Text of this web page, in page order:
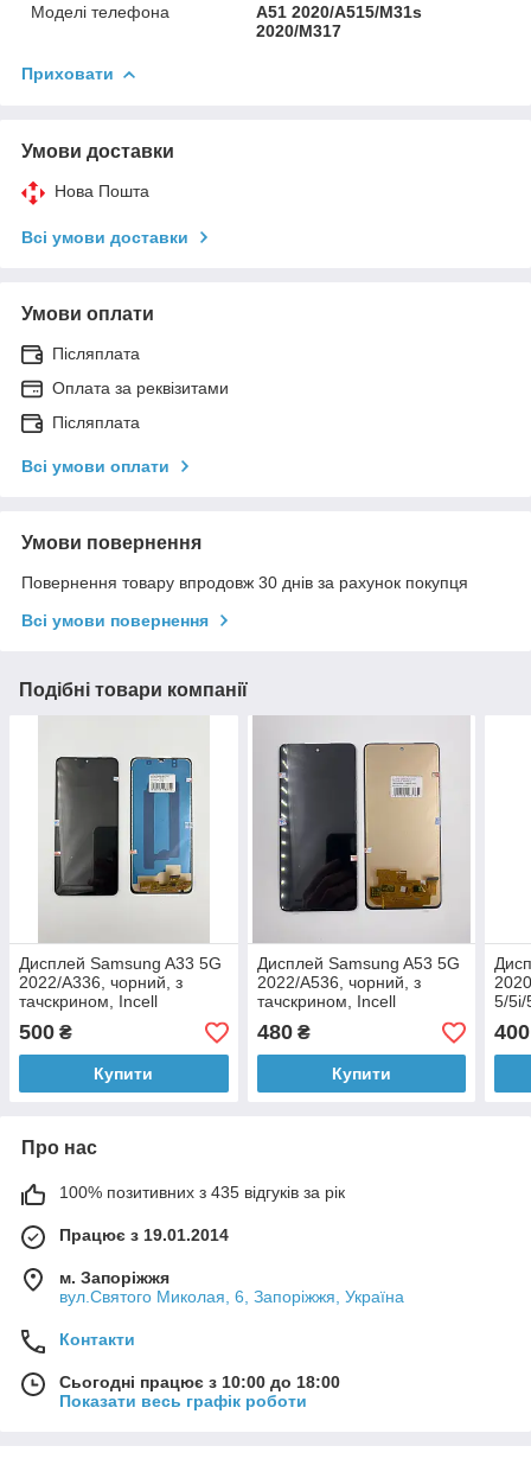
Моделі телефона
A51 2020/A515/M31s
2020/M317
Приховати
Умови доставки
Нова Пошта
Всі умови доставки
Умови оплати
Післяплата
Оплата за реквізитами
Післяплата
Всі умови оплати
Умови повернення
Повернення товару впродовж 30 днів за рахунок покупця
Всі умови повернення
Подібні товари компанії
Дисплей Samsung A33 5G
2022/A336, чорний, з
тачскрином, Incell
500 ₴
Купити
Дисплей Samsung A53 5G
2022/A536, чорний, з
тачскрином, Incell
480₴
Купити
5/5i/
400
Про нас
100% позитивних з 435 відгуків за рік
Працює з 19.01.2014
м. Запоріжжя
вул.Святого Миколая, 6, Запоріжжя, Україна
Контакти
Сьогодні працює з 10:00 до 18:00
Показати весь графік роботи